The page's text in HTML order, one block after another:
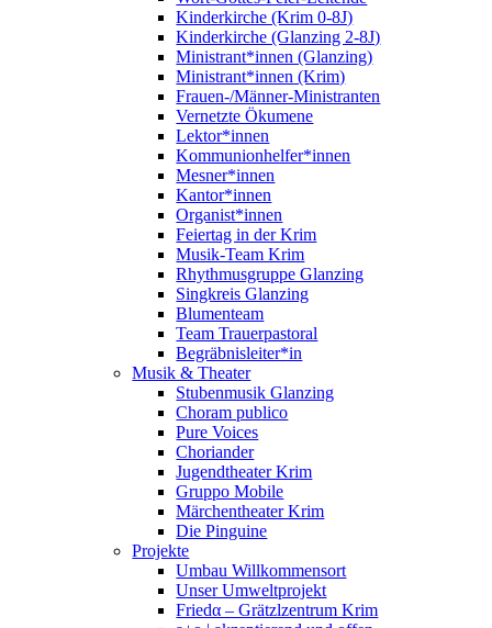
Kinderkirche (Krim 0-8J)
Kinderkirche (Glanzing 2-8J)
Ministrant*innen (Glanzing)
Ministrant*innen (Krim)
Frauen-/Männer-Ministranten
Vernetzte Ökumene
Lektor*innen
Kommunionhelfer*innen
Mesner*innen
Kantor*innen
Organist*innen
Feiertag in der Krim
Musik-Team Krim
Rhythmusgruppe Glanzing
Singkreis Glanzing
Blumenteam
Team Trauerpastoral
Begräbnisleiter*in
Musik & Theater
Stubenmusik Glanzing
Choram publico
Pure Voices
Choriander
Jugendtheater Krim
Gruppo Mobile
Märchentheater Krim
Die Pinguine
Projekte
Umbau Willkommensort
Unser Umweltprojekt
Friedα – Grätzlzentrum Krim